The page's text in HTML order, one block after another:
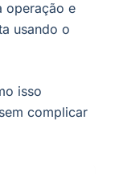
operação e
usando o
isso
complicar